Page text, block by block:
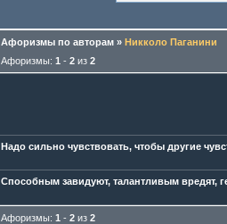
Афоризмы по авторам » Никколо Паганини
Афоризмы: 1 - 2 из 2
Надо сильно чувствовать, чтобы другие
Способным завидуют, талантливым вредят,
Афоризмы: 1 - 2 из 2